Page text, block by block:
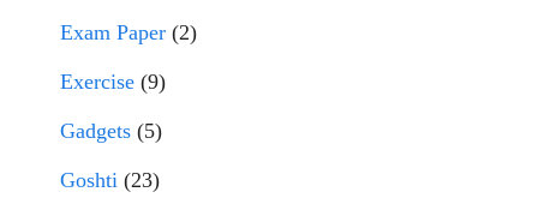
Exam Paper (2)
Exercise (9)
Gadgets (5)
Goshti (23)